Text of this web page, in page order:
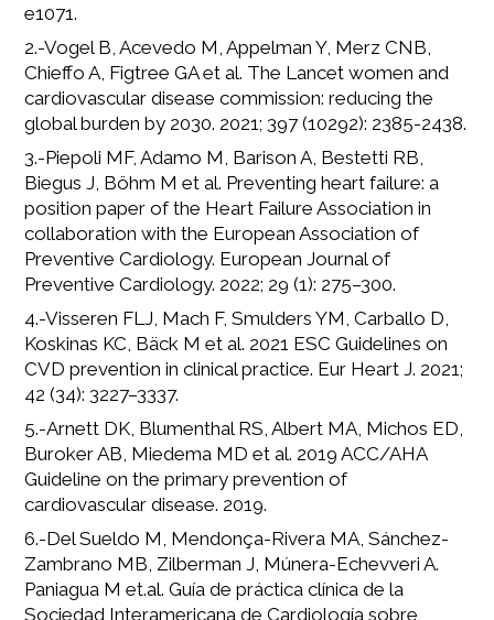
e1071.
2.-Vogel B, Acevedo M, Appelman Y, Merz CNB,
Chieffo A, Figtree GA et al. The Lancet women and
cardiovascular disease commission: reducing the
global burden by 2030. 2021; 397 (10292): 2385-2438.
3.-Piepoli MF, Adamo M, Barison A, Bestetti RB,
Biegus J, Böhm M et al. Preventing heart failure: a
position paper of the Heart Failure Association in
collaboration with the European Association of
Preventive Cardiology. European Journal of
Preventive Cardiology. 2022; 29 (1): 275–300.
4.-Visseren FLJ, Mach F, Smulders YM, Carballo D,
Koskinas KC, Bäck M et al. 2021 ESC Guidelines on
CVD prevention in clinical practice. Eur Heart J. 2021;
42 (34): 3227–3337.
5.-Arnett DK, Blumenthal RS, Albert MA, Michos ED,
Buroker AB, Miedema MD et al. 2019 ACC/AHA
Guideline on the primary prevention of
cardiovascular disease. 2019.
6.-Del Sueldo M, Mendonça-Rivera MA, Sánchez-
Zambrano MB, Zilberman J, Múnera-Echevveri A.
Paniagua M et.al. Guía de práctica clínica de la
Sociedad Interamericana de Cardiología sobre